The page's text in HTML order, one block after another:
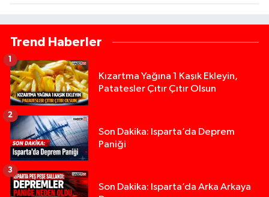
Trend Haberler
Kızartma Yağına 1 Kaşık Ekleyin,
Patatesler Çıtır Çıtır Olsun
1
Son Dakika: Isparta’da Deprem
Paniği
2
Son Dakika: Isparta’da Arka Arkaya
3